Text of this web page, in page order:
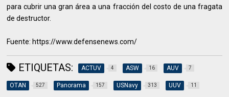
para cubrir una gran área a una fracción del costo de una fragata
de destructor.
Fuente: https://www.defensenews.com/
ETIQUETAS: ACTUV 4 ASW 16 AUV 7
OTAN 527 Panorama 157 USNavy 313 UUV 11